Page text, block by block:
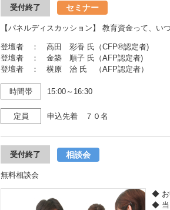
受付終了 セミナー
【パネルディスカッション】 教育資金って、い
登壇者 ： 高田 彩香 氏（CFP®認定者)
登壇者 ： 金築 順子 氏（AFP認定者)
登壇者 ： 横原 治 氏 （AFP認定者）
時間帯 15:00～16:30
定員 申込先着 ７０名
受付終了 相談会
無料相談会
◆ お
◆ 当